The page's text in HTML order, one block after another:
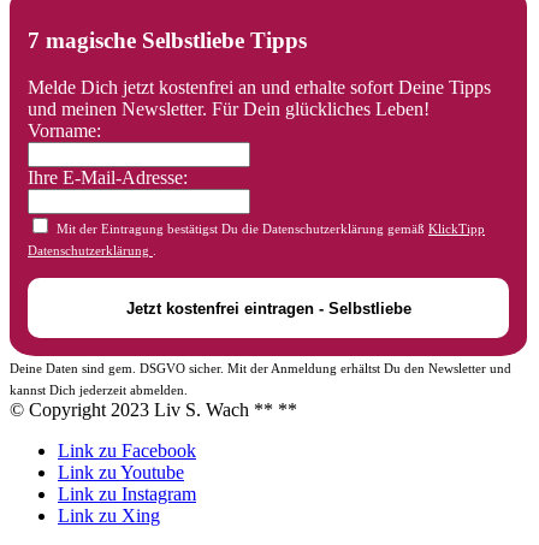
7 magische Selbstliebe Tipps
Melde Dich jetzt kostenfrei an und erhalte sofort Deine Tipps
und meinen Newsletter. Für Dein glückliches Leben!
Vorname:
Ihre E-Mail-Adresse:
Mit der Eintragung bestätigst Du die Datenschutzerklärung gemäß KlickTipp
Datenschutzerklärung
Deine Daten sind gem. DSGVO sicher. Mit der Anmeldung erhältst Du den Newsletter und
kannst Dich jederzeit abmelden.
© Copyright 2023 Liv S. Wach ** **
Link zu Facebook
Link zu Youtube
Link zu Instagram
Link zu Xing